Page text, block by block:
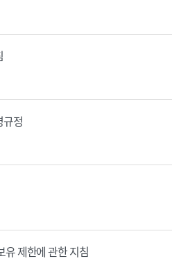
규정
유 제한에 관한 지침